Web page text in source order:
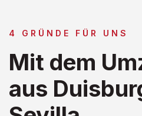
4 GRÜNDE FÜR UNS
Mit dem
aus